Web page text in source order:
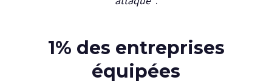
1% des entreprises
équipées